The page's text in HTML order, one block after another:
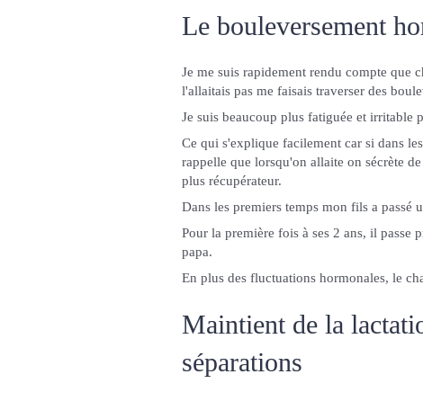
Le bouleversement
Je me suis rapidement rendu compte que
l'allaitais pas me faisais traverser des
Je suis beaucoup plus fatiguée et irritable
Ce qui s'explique facilement car si dans
rappelle que lorsqu'on allaite on sécrète
plus récupérateur.
Dans les premiers temps mon fils a passé
Pour la première fois à ses 2 ans, il passe
papa.
En plus des fluctuations hormonales, le
Maintient de la
séparations